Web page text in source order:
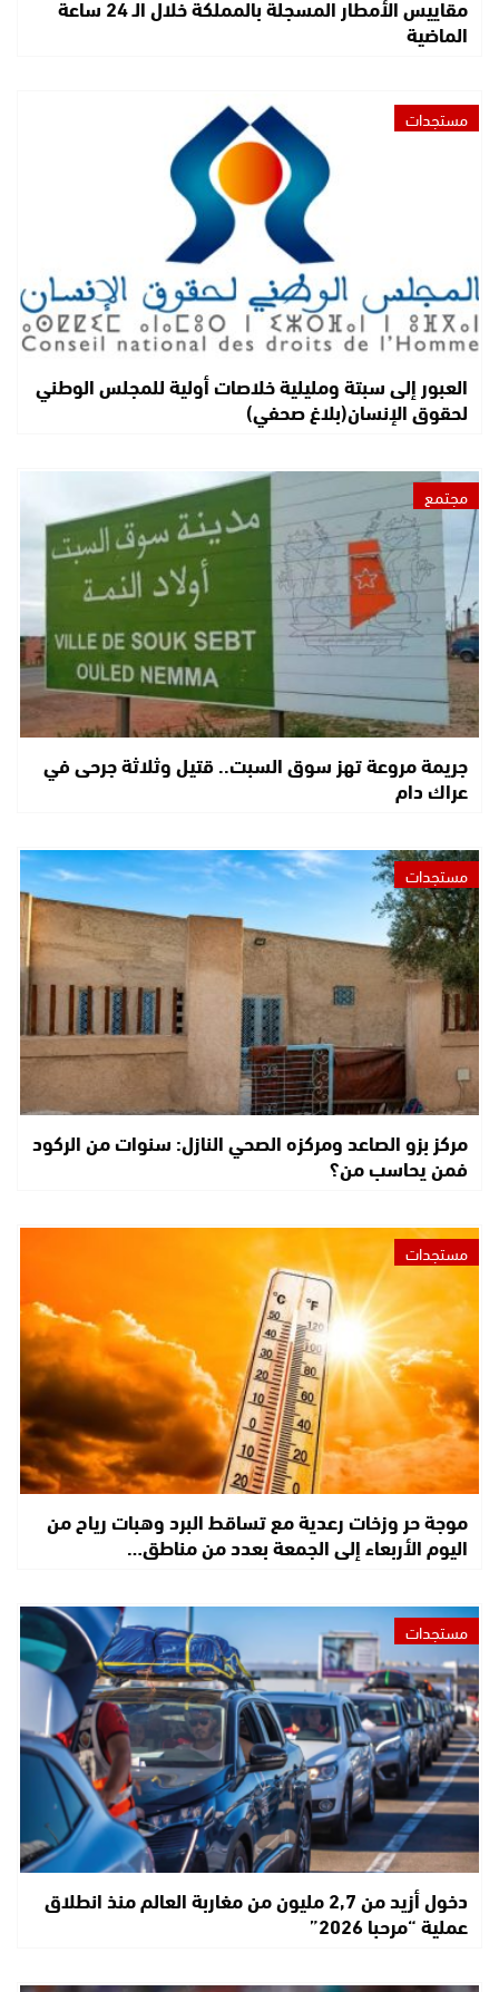
مقاييس الأمطار المسجلة بالمملكة خلال الـ 24 ساعة
الماضية
مستجدات
العبور إلى سبتة ومليلية خلاصات أولية للمجلس الوطني
لحقوق الإنسان(بلاغ صحفي)
مجتمع
جريمة مروعة تهز سوق السبت.. قتيل وثلاثة جرحى في
عراك دام
مستجدات
مركز بزو الصاعد ومركزه الصحي النازل: سنوات من الركود
فمن يحاسب من؟
مستجدات
موجة حر وزخات رعدية مع تساقط البرد وهبات رياح من
اليوم الأربعاء إلى الجمعة بعدد من مناطق…
مستجدات
دخول أزيد من 2,7 مليون من مغاربة العالم منذ انطلاق
عملية “مرحبا 2026”